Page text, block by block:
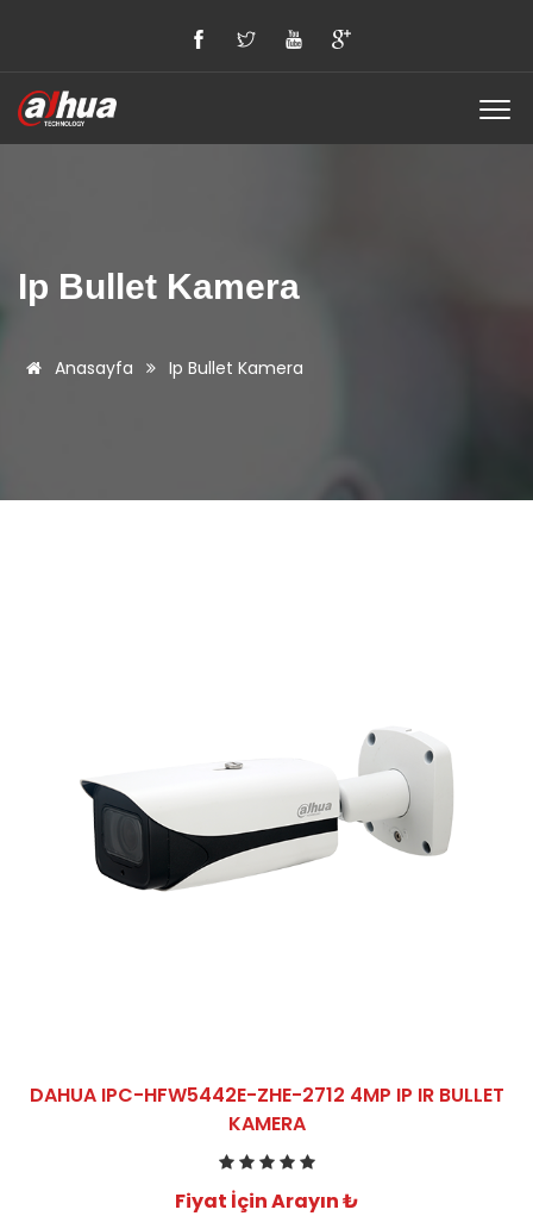
Ip Bullet Kamera
Anasayfa Ip Bullet Kamera
DAHUA IPC-HFW5442E-ZHE-2712 4MP IP IR BULLET
KAMERA
Fiyat İçin Arayın ₺